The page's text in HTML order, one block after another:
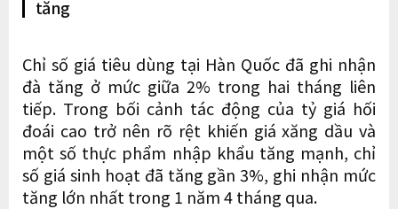
tăng
Chỉ số giá tiêu dùng tại Hàn Quốc đã ghi nhận
đà tăng ở mức giữa 2% trong hai tháng liên
tiếp. Trong bối cảnh tác động của tỷ giá hối
đoái cao trở nên rõ rệt khiến giá xăng dầu và
một số thực phẩm nhập khẩu tăng mạnh, chỉ
số giá sinh hoạt đã tăng gần 3%, ghi nhận mức
tăng lớn nhất trong 1 năm 4 tháng qua.